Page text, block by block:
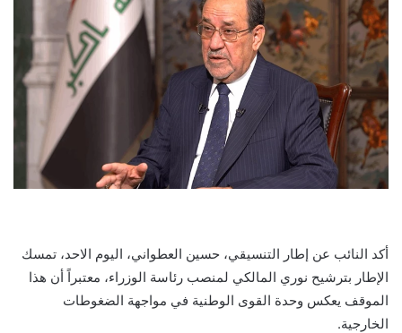
أكد النائب عن إطار التنسيقي، حسين العطواني، اليوم الاحد، تمسك
الإطار بترشيح نوري المالكي لمنصب رئاسة الوزراء، معتبراً أن هذا
الموقف يعكس وحدة القوى الوطنية في مواجهة الضغوطات
الخارجية.